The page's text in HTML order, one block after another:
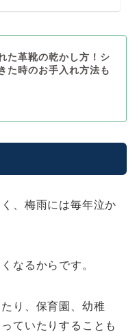
た革靴の乾かし方！シ
た時のお手入れ方法も
、梅雨には毎年泣か
なるからです。
り、保育園、幼稚
ていたりすることも